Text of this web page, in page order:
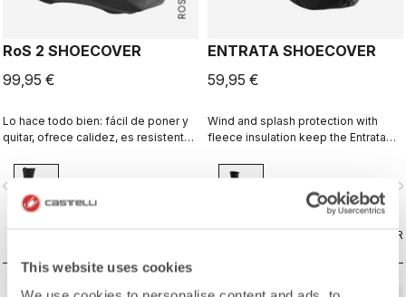
This website uses cookies
RoS 2 SHOECOVER
99,95 €
Lo hace todo bien: fácil de poner y
quitar, ofrece calidez, es resistente
rueda y es transpirable. Es un
excelente cubrezapatillas de altas
prestaciones.
ENTRATA SHOECOVER
59,95 €
Wind and splash protection with
fleece insulation keep the Entrata
warm.
COMPARAR